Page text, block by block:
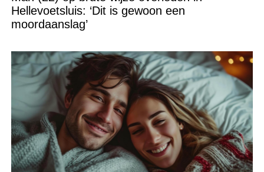
Hellevoetsluis: ‘Dit is gewoon een
moordaanslag’